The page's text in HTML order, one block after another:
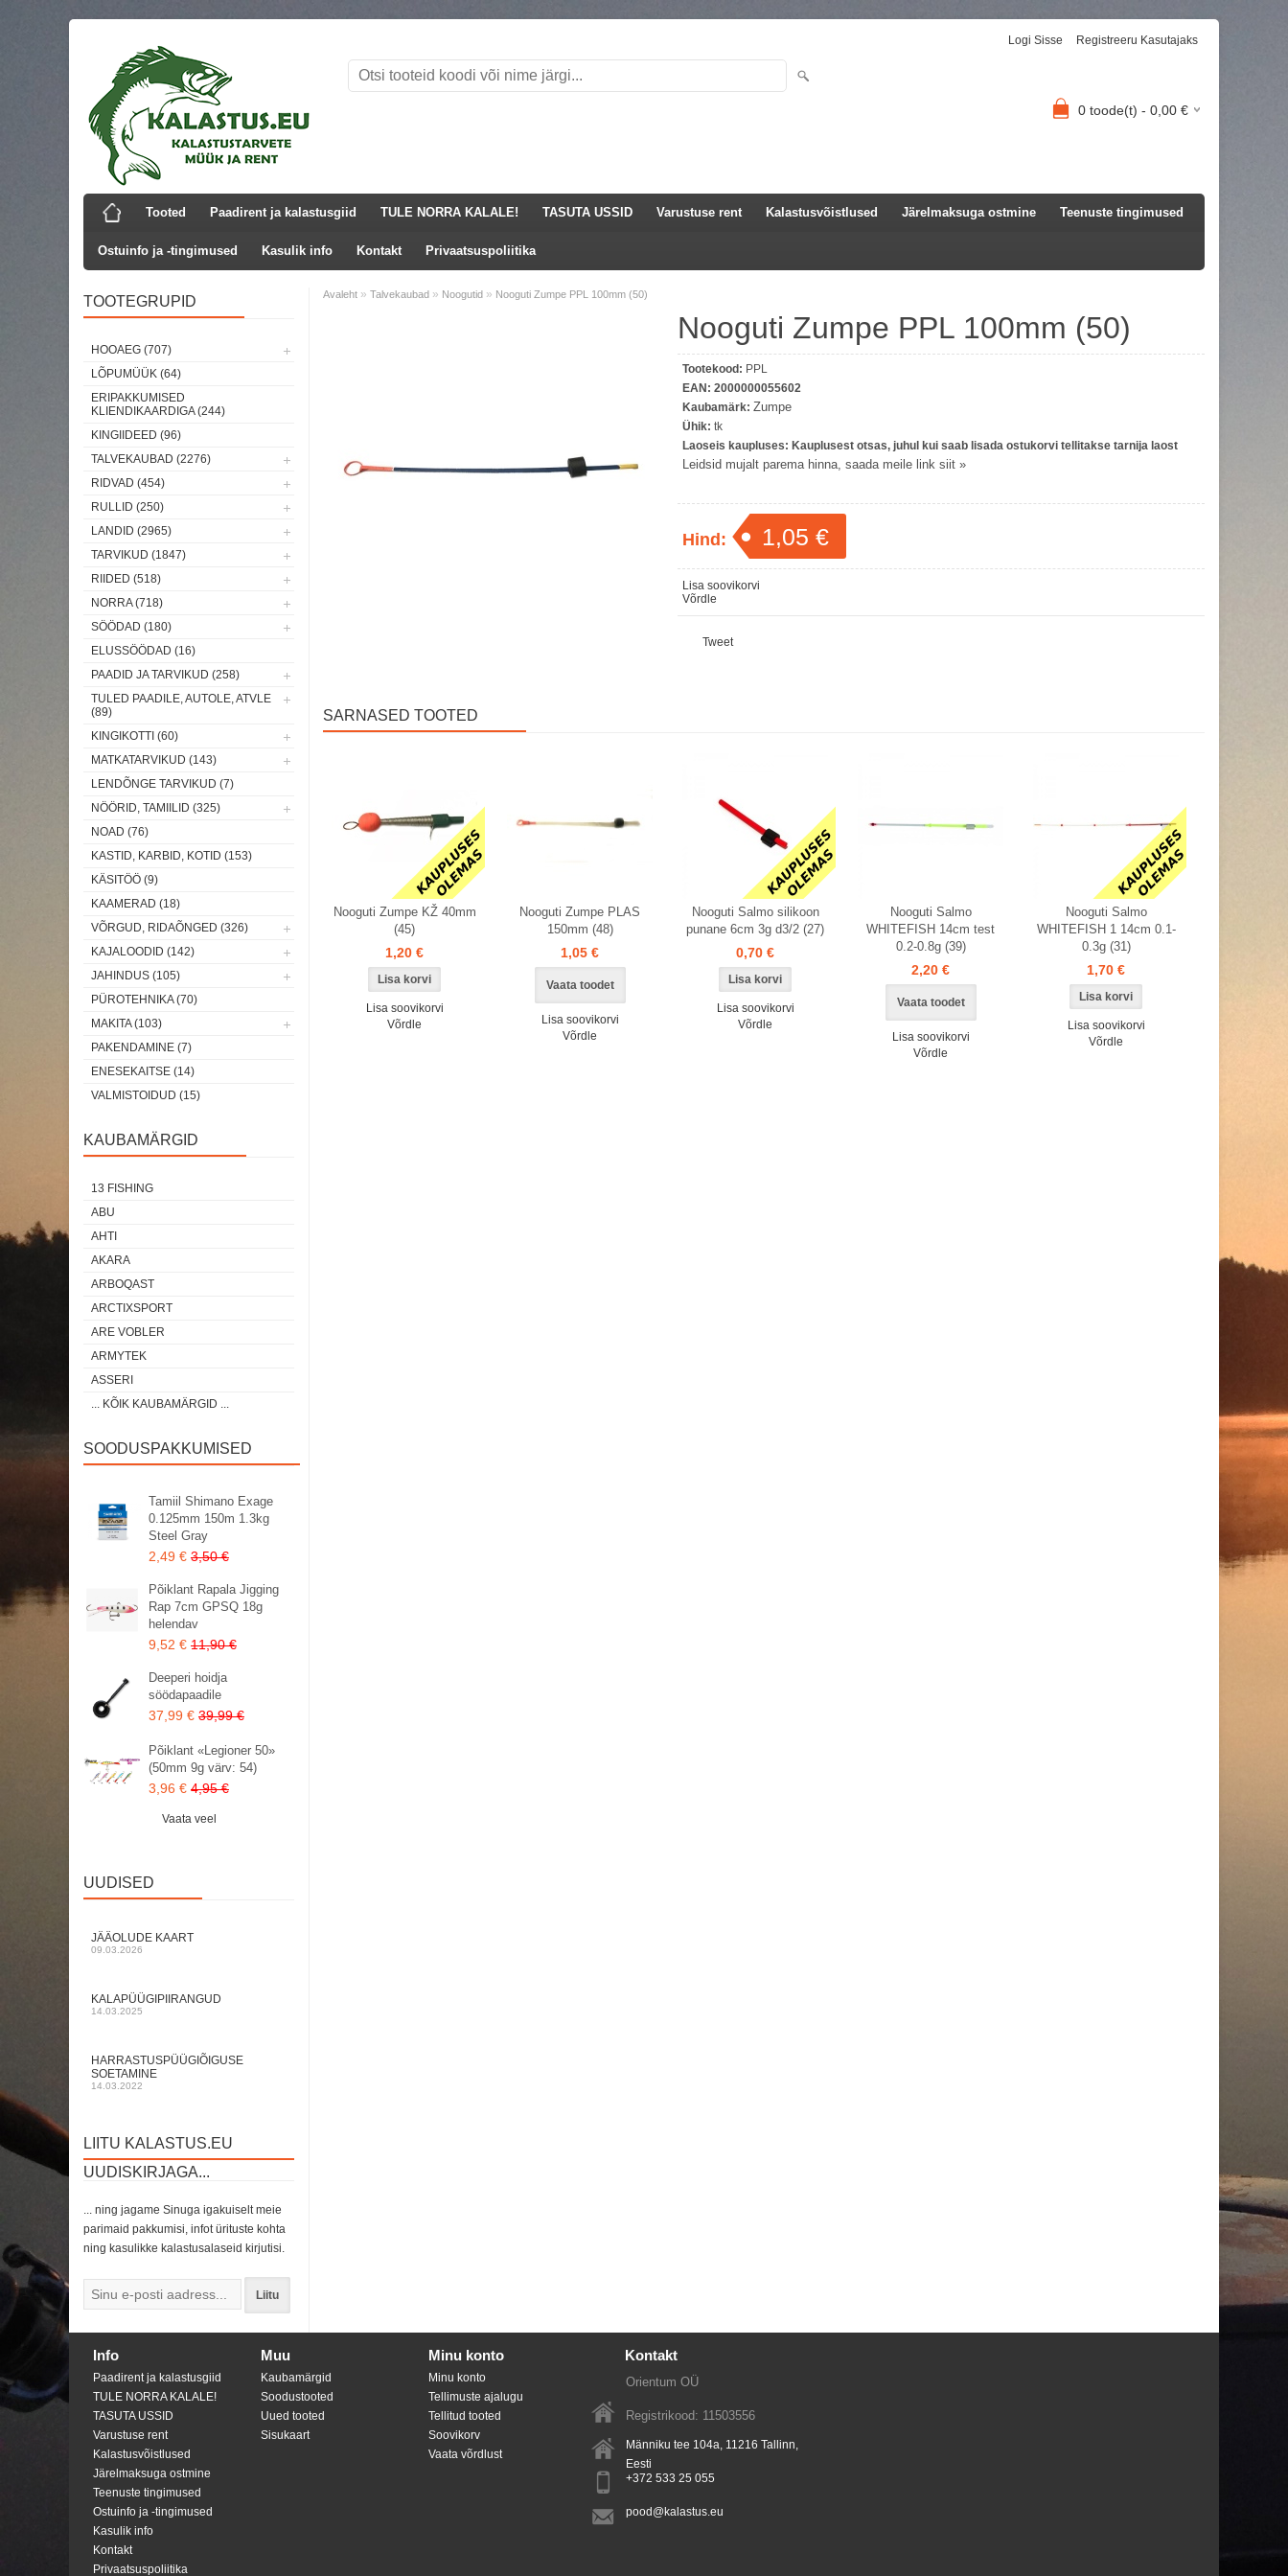
Logi Sisse Registreeru Kasutajaks
0 toode(t) - 0,00 €
Tooted Paadirent ja kalastusgiid TULE NORRA KALALE! TASUTA USSID Varustuse rent Kalastusvõistlused Järelmaksuga ostmine Teenuste tingimused
Ostuinfo ja -tingimused Kasulik info Kontakt Privaatsuspoliitika
TOOTEGRUPID
HOOAEG (707)
LÕPUMÜÜK (64)
ERIPAKKUMISED
KLIENDIKAARDIGA (244)
KINGIIDEED (96)
TALVEKAUBAD (2276)
RIDVAD (454)
RULLID (250)
LANDID (2965)
TARVIKUD (1847)
RIIDED (518)
NORRA (718)
SÖÖDAD (180)
ELUSSÖÖDAD (16)
PAADID JA TARVIKUD (258)
TULED PAADILE, AUTOLE, ATVLE
(89)
KINGIKOTTI (60)
MATKATARVIKUD (143)
LENDÕNGE TARVIKUD (7)
NÖÖRID, TAMIILID (325)
NOAD (76)
KASTID, KARBID, KOTID (153)
KÄSITÖÖ (9)
KAAMERAD (18)
VÕRGUD, RIDAÕNGED (326)
KAJALOODID (142)
JAHINDUS (105)
PÜROTEHNIKA (70)
MAKITA (103)
PAKENDAMINE (7)
ENESEKAITSE (14)
VALMISTOIDUD (15)
KAUBAMÄRGID
13 FISHING
ABU
AHTI
AKARA
ARBOQAST
ARCTIXSPORT
ARE VOBLER
ARMYTEK
ASSERI
... KÕIK KAUBAMÄRGID ...
SOODUSPAKKUMISED
Tamiil Shimano Exage
0.125mm 150m 1.3kg
Steel Gray
2,49 € 3,50 €
Põiklant Rapala Jigging
Rap 7cm GPSQ 18g
helendav
9,52 € 11,90 €
Deeperi hoidja
söödapaadile
37,99 € 39,99 €
Põiklant «Legioner 50»
(50mm 9g värv: 54)
3,96 € 4,95 €
Vaata veel
UUDISED
JÄÄOLUDE KAART
09.03.2026
KALAPÜÜGIPIIRANGUD
14.03.2025
HARRASTUSPÜÜGIÕIGUSE
SOETAMINE
14.03.2022
LIITU KALASTUS.EU
UUDISKIRJAGA...
... ning jagame Sinuga igakuiselt meie
parimaid pakkumisi, infot ürituste kohta
ning kasulikke kalastusalaseid kirjutisi.
Liitu
Avaleht » Talvekaubad » Noogutid » Nooguti Zumpe PPL 100mm (50)
Nooguti Zumpe PPL 100mm (50)
Tootekood: PPL
EAN: 2000000055602
Kaubamärk: Zumpe
Ühik: tk
Laoseis kaupluses: Kauplusest otsas, juhul kui saab lisada ostukorvi tellitakse tarnija laost
Leidsid mujalt parema hinna, saada meile link siit »
Hind: 1,05 €
Lisa soovikorvi
Võrdle
Tweet
SARNASED TOOTED
Nooguti Zumpe KŽ 40mm
(45)
1,20 €
Lisa soovikorvi
Võrdle
Nooguti Zumpe PLAS
150mm (48)
1,05 €
Vaata toodet
Lisa soovikorvi
Võrdle
Laos
Nooguti Salmo silikoon
punane 6cm 3g d3/2 (27)
0,70 €
Lisa soovikorvi
Võrdle
Nooguti Salmo
WHITEFISH 14cm test
0.2-0.8g (39)
2,20 €
Vaata toodet
Lisa soovikorvi
Võrdle
Nooguti Salmo
WHITEFISH 1 14cm 0.1-
0.3g (31)
1,70 €
Lisa soovikorvi
Võrdle
Info
Paadirent ja kalastusgiid
TULE NORRA KALALE!
TASUTA USSID
Varustuse rent
Kalastusvõistlused
Järelmaksuga ostmine
Teenuste tingimused
Ostuinfo ja -tingimused
Kasulik info
Kontakt
Privaatsuspoliitika
Muu
Kaubamärgid
Soodustooted
Uued tooted
Sisukaart
Minu konto
Minu konto
Tellimuste ajalugu
Tellitud tooted
Soovikorv
Vaata võrdlust
Kontakt
Orientum OÜ
Registrikood: 11503556
Männiku tee 104a, 11216 Tallinn,
Eesti
+372 533 25 055
pood@kalastus.eu